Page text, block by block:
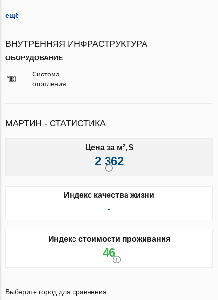
ещё
ВНУТРЕННЯЯ ИНФРАСТРУКТУРА
ОБОРУДОВАНИЕ
Система
отопления
МАРТИН - СТАТИСТИКА
Цена за м², $
2 362
Индекс качества жизни
-
Индекс стоимости проживания
46
Выберите город для сравнения